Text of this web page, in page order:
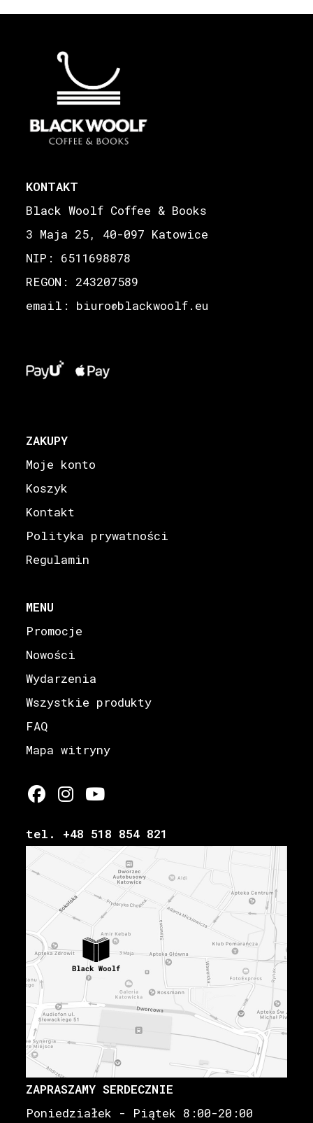
KONTAKT
Black Woolf Coffee & Books
3 Maja 25, 40-097 Katowice
NIP: 6511698878
REGON: 243207589
email: biuro@blackwoolf.eu
ZAKUPY
Moje konto
Koszyk
Kontakt
Polityka prywatności
Regulamin
MENU
Promocje
Nowości
Wydarzenia
Wszystkie produkty
FAQ
Mapa witryny
tel. +48 518 854 821
ZAPRASZAMY SERDECZNIE
Poniedziałek - Piątek 8:00-20:00